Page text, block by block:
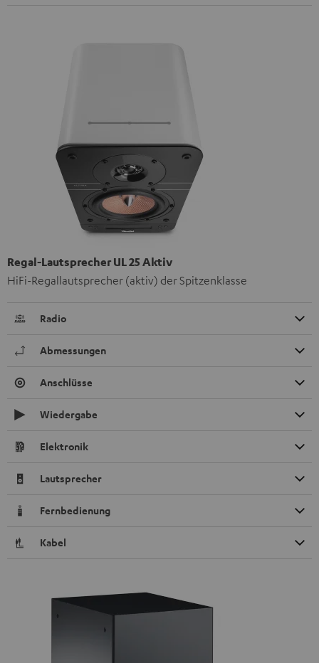
Regal-Lautsprecher UL 25 Aktiv
HiFi-Regallautsprecher (aktiv) der Spitzenklasse
Radio
Abmessungen
Anschlüsse
Wiedergabe
Elektronik
Lautsprecher
Fernbedienung
Kabel